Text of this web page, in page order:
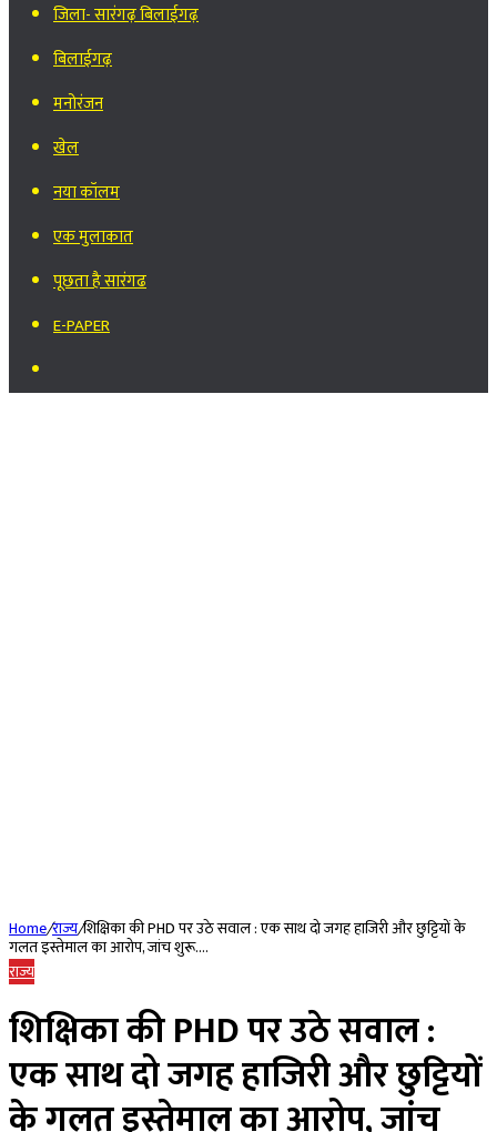
जिला- सारंगढ़ बिलाईगढ़
बिलाईगढ़
मनोरंजन
खेल
नया कॉलम
एक मुलाकात
पूछता है सारंगढ
E-PAPER
Home/राज्य/शिक्षिका की PHD पर उठे सवाल : एक साथ दो जगह हाजिरी और छुट्टियों के
गलत इस्तेमाल का आरोप, जांच शुरू….
राज्य
शिक्षिका की PHD पर उठे सवाल :
एक साथ दो जगह हाजिरी और छुट्टियों